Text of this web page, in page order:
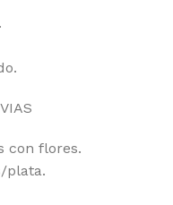
con flores.
plata.